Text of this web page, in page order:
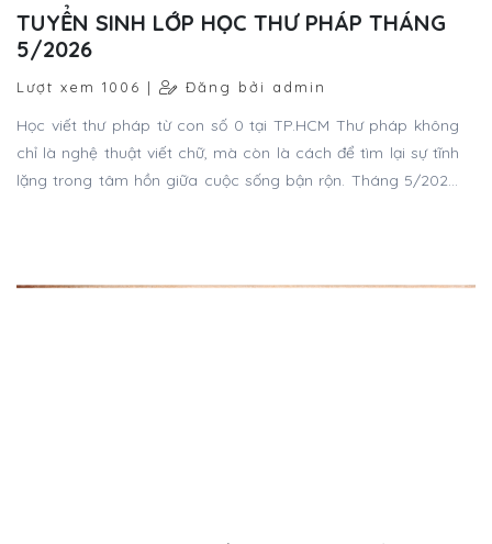
TUYỂN SINH LỚP HỌC THƯ PHÁP THÁNG
5/2026
Lượt xem 1006 | Đăng bởi admin
Học viết thư pháp từ con số 0 tại TP.HCM Thư pháp không
chỉ là nghệ thuật viết chữ, mà còn là cách để tìm lại sự tĩnh
lặng trong tâm hồn giữa cuộc sống bận rộn. Tháng 5/2026,
thống. Chỉ cần bạn yêu thích – mọi thứ còn lại lớp sẽ hướng